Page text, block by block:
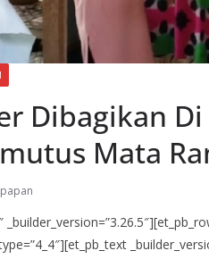
Dibagikan
Mata